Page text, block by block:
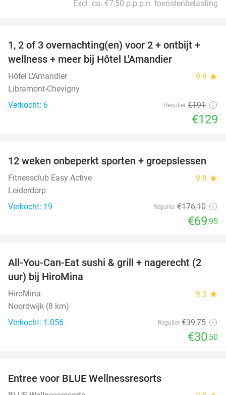
Excl. ca. €7,50 p.p.p.n. toeristenbelasting
32%
TODAY
1, 2 of 3 overnachting(en) voor 2 + ontbijt +
wellness + meer bij Hôtel L'Amandier
Hôtel L'Amandier 9.9 star
Libramont-Chevigny
Verkocht: 6
Regulier €191
€129
60%
12 weken onbeperkt sporten + groepslessen
Fitnessclub Easy Active 9.9 star
Leiderdorp
Verkocht: 19
Regulier €176,10
€69,95
23%
All-You-Can-Eat sushi & grill + nagerecht (2
uur) bij HiroMina
HiroMina 9.3 star
Noordwijk (8 km)
Verkocht: 1.056
Regulier €39,75
€30,50
Entree voor BLUE Wellnessresorts